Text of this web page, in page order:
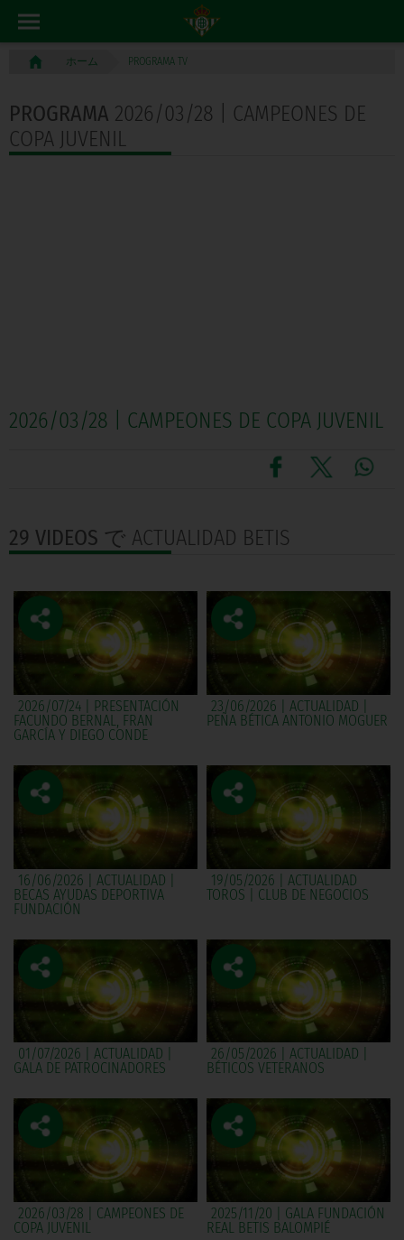
ホーム PROGRAMA TV
PROGRAMA 2026/03/28 | CAMPEONES DE
COPA JUVENIL
2026/03/28 | CAMPEONES DE COPA JUVENIL
29 VIDEOS で ACTUALIDAD BETIS
2026/07/24 | PRESENTACIÓN
FACUNDO BERNAL, FRAN
GARCÍA Y DIEGO CONDE
23/06/2026 | ACTUALIDAD |
PEÑA BÉTICA ANTONIO MOGUER
16/06/2026 | ACTUALIDAD |
BECAS AYUDAS DEPORTIVA
FUNDACIÓN
19/05/2026 | ACTUALIDAD
TOROS | CLUB DE NEGOCIOS
01/07/2026 | ACTUALIDAD |
GALA DE PATROCINADORES
26/05/2026 | ACTUALIDAD |
BÉTICOS VETERANOS
2026/03/28 | CAMPEONES DE
COPA JUVENIL
2025/11/20 | GALA FUNDACIÓN
REAL BETIS BALOMPIÉ